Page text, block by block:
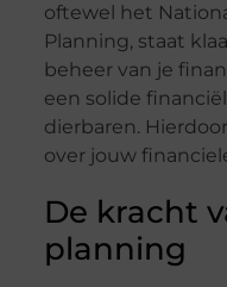
oftewel het
Planning, staat
beheer van je
een solide
dierbaren.
over jouw
De kracht
planning